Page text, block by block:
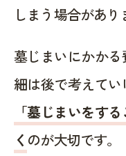
しまう場合があり
墓じまいにかか
細は後で考えてい
「墓じまいをす
く のが大切です。